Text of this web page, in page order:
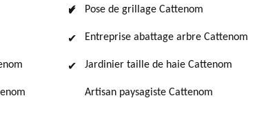
Pose de grillage Cattenom
Entreprise abattage arbre Cattenom
Jardinier taille de haie Cattenom
Artisan paysagiste Cattenom